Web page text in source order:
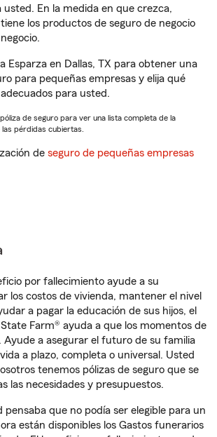
En la medida en que crezca,
los productos de seguro de negocio
Esparza en Dallas, TX para obtener una
para pequeñas empresas y elija qué
para usted.
de seguro para ver una lista completa de la
pérdidas cubiertas.
de seguro de pequeñas empresas
por fallecimiento ayude a su
los costos de vivienda, mantener el nivel
a pagar la educación de sus hijos, el
Farm® ayuda a que los momentos de
Ayude a asegurar el futuro de su familia
a plazo, completa o universal. Usted
tenemos pólizas de seguro que se
las necesidades y presupuestos.
pensaba que no podía ser elegible para un
están disponibles los Gastos funerarios